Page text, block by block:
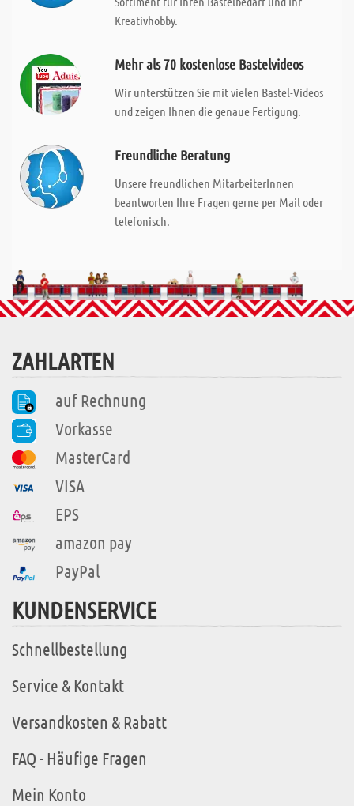
Kreativhobby.
Mehr als 70 kostenlose Bastelvideos
Wir unterstützen Sie mit vielen Bastel-Videos
und zeigen Ihnen die genaue Fertigung.
Freundliche Beratung
Unsere freundlichen MitarbeiterInnen
beantworten Ihre Fragen gerne per Mail oder
telefonisch.
ZAHLARTEN
auf Rechnung
Vorkasse
MasterCard
VISA
EPS
amazon pay
PayPal
KUNDENSERVICE
Schnellbestellung
Service & Kontakt
Versandkosten & Rabatt
FAQ - Häufige Fragen
Mein Konto